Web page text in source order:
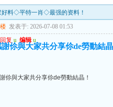
好料◇平特一肖◇最强的资料！
发表于: 2026-07-08 01:53
回复 u 编辑 u
謝伱與大家共分享伱de勞動結
伱與大家共分享伱de勞動結晶！